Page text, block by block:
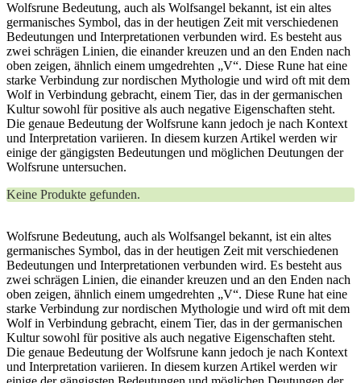
Wolfsrune Bedeutung, auch als Wolfsangel bekannt, ist ein altes
germanisches Symbol, das in der heutigen Zeit mit verschiedenen
Bedeutungen und Interpretationen verbunden wird. Es besteht aus
zwei schrägen Linien, die einander kreuzen und an den Enden nach
oben zeigen, ähnlich einem umgedrehten „V“. Diese Rune hat eine
starke Verbindung zur nordischen Mythologie und wird oft mit dem
Wolf in Verbindung gebracht, einem Tier, das in der germanischen
Kultur sowohl für positive als auch negative Eigenschaften steht.
Die genaue Bedeutung der Wolfsrune kann jedoch je nach Kontext
und Interpretation variieren. In diesem kurzen Artikel werden wir
einige der gängigsten Bedeutungen und möglichen Deutungen der
Wolfsrune untersuchen.
Keine Produkte gefunden.
Wolfsrune Bedeutung, auch als Wolfsangel bekannt, ist ein altes
germanisches Symbol, das in der heutigen Zeit mit verschiedenen
Bedeutungen und Interpretationen verbunden wird. Es besteht aus
zwei schrägen Linien, die einander kreuzen und an den Enden nach
oben zeigen, ähnlich einem umgedrehten „V“. Diese Rune hat eine
starke Verbindung zur nordischen Mythologie und wird oft mit dem
Wolf in Verbindung gebracht, einem Tier, das in der germanischen
Kultur sowohl für positive als auch negative Eigenschaften steht.
Die genaue Bedeutung der Wolfsrune kann jedoch je nach Kontext
und Interpretation variieren. In diesem kurzen Artikel werden wir